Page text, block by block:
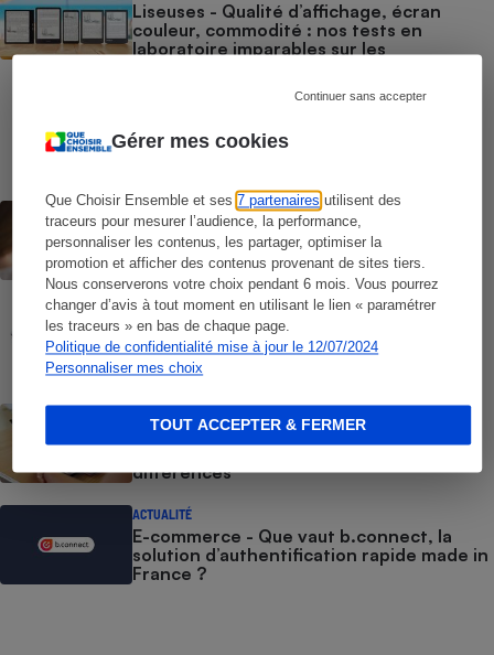
Gérer mes cookies
Que Choisir Ensemble et ses7 partenaires utilisent des
traceurs pour mesurer l’audience, la performance,
personnaliser les contenus, les partager, optimiser la
promotion et afficher des contenus provenant de sites tiers.
Nous conserverons votre choix pendant 6 mois. Vous pourrez
changer d’avis à tout moment en utilisant le lien « paramétrer
les traceurs » en bas de chaque page.
Politique de confidentialité mise à jour le 12/07/2024
Personnaliser mes choix
Continuer sans accepter
TOUT ACCEPTER & FERMER
Liseuses - Qualité d’affichage, écran
couleur, commodité : nos tests en
laboratoire imparables sur les
Liseuses - Le protocole
CONSEILS
Windows 10 - Comment réagir face à la
fin des mises à jour
COMMENT NOUS TESTONS
Tablettes tactiles - Le protocole
Tablettes tactiles - iPad, Android,
différences
ACTUALITÉ
E-commerce - Que vaut b.connect, la
solution d’authentification rapide made in
France ?